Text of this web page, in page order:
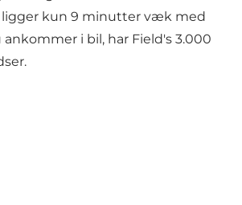
kun 9 minutter væk med
i bil, har Field's 3.000